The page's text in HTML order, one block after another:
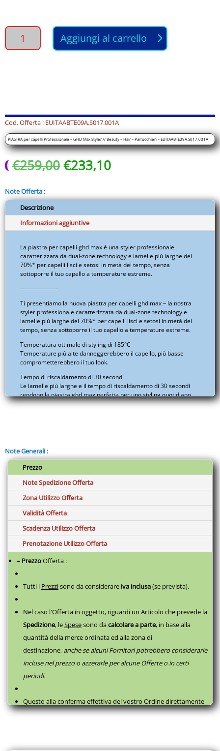
PIASTRA
//
Beauty
-
Hair
-
-
EUITAABTE09A.S017.001A
quantità
Aggiungi al carrello
Cod. Offerta : EUITAABTE09A.S017.001A
PIASTRA per capelli Professionale – GHD Max Styler // Beauty – Hair – Parrucchieri – EUITAABTE09A.S017.001A
€259,00Il
prezzo
era:
€233,10Il
è:
Note Offerta :
Descrizione
Informazioni aggiuntive
La piastra per capelli ghd max è una styler professionale
caratterizzata da dual-zone technology e lamelle più larghe del
70%* per capelli lisci e setosi in metà del tempo, senza
sottoporre il tuo capello a temperature estreme.
-------------------
Ti presentiamo la nuova piastra per capelli ghd max – la nostra
styler professionale caratterizzata da dual-zone technology e
lamelle più larghe del 70%* per capelli lisci e setosi in metà del
tempo, senza sottoporre il tuo capello a temperature estreme.
Temperatura ottimale di styling di 185°C
Temperature più alte danneggerebbero il capello, più basse
comprometterebbero il tuo look.
Tempo di riscaldamento di 30 secondi
Le lamelle più larghe e il tempo di riscaldamento di 30 secondi
rendono la piastra ghd max perfetta per uno styling quotidiano
veloce per tutti i tipi di capelli.
Con un rivestimento ultra gloss per eliminare l’effetto crespo e
donare extra lucentezza.
Design snello con lamelle smussate
Per ottenere velocemente e facilmente una piega liscia o mossa.
Cavo girevole di 2.7m
Cavo professionale per un maggior comfort durante lo styling
ovunque ti trovi.
Funzione sleep mode automatica
Spegne la styler dopo 30 minuti di inutilizzo, per il massimo della
tranquillità.
Note Generali :
Prezzo
Note Spedizione Offerta
Zona Utilizzo Offerta
Validità Offerta
Scadenza Utilizzo Offerta
Prenotazione Utilizzo Offerta
– PrezzoOfferta :
Tutti i Prezzisono da considerare iva inclusa(se prevista).
Nel caso l'Offerta in oggetto, riguardi un Articolo che prevede la
Spedizione, leSpesesono dacalcolare a parte, in base alla
quantità della merce ordinata ed alla zona di
destinazione, anche se alcuni Fornitori potrebbero considerarle
incluse nel prezzo o azzerarle per alcune Offerte o in certi
periodi.
Questo alla conferma effettiva del vostro Ordine direttamente
con il fornitore, successivamente a questaPrenotazione, come